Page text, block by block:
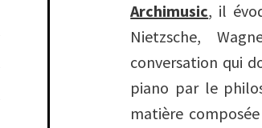
Archimusic, il
Nietzsche,
conversation qui
piano par le
matière